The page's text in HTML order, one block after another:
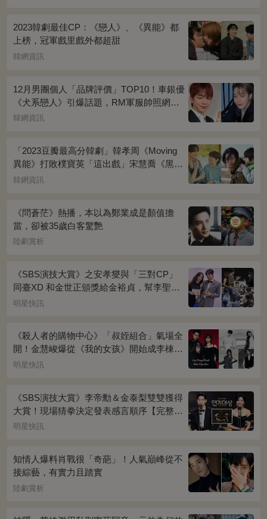
2023韓劇最佳CP：《戀人》、《異能》都
上榜，冠軍戲里戲外都超甜
韓網資訊
12月男團個人「品牌評價」TOP10！車銀優
《犬系戀人》引爆話題，RM軍服帥照網瘋
傳
韓網資訊
「2023豆瓣最高分韓劇」韓孝周《Moving
異能》打敗樸寶英「這出戲」宋慧喬《黑暗
榮耀》奪冠
韓網資訊
《問蒼茫》熱播，本以為鄭業成是顏值擔
當，卻被35歲白客驚艷
陸劇賞析
《SBS演技大賞》之安孝燮與「三對CP」
同臺XD 和金世正頒獎給金裕貞，幫李聖經
披外套超甜~
明星快訊
《殺人者的購物中心》「叔姪組合」氣場全
開！金慧峻爆從《我的女孩》開始成李棟旭
迷妹~
明星快訊
《SBS演技大賞》李帝勳＆金泰梨雙雙獲得
大賞！現場猜拳決定發表感言順序【完整得
獎名單】
明星快訊
知情人爆料肖戰很「奇葩」！人氣巔峰從不
接綜藝，有實力且踏實
陸劇賞析